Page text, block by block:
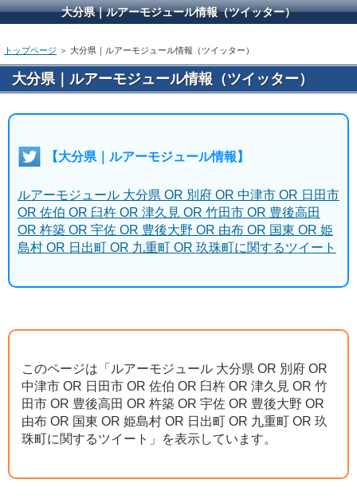
大分県｜ルアーモジュール情報（ツイッター）
トップページ ＞ 大分県｜ルアーモジュール情報（ツイッター）
大分県｜ルアーモジュール情報（ツイッター）
【大分県｜ルアーモジュール情報】
ルアーモジュール 大分県 OR 別府 OR 中津市 OR 日田市
OR 佐伯 OR 臼杵 OR 津久見 OR 竹田市 OR 豊後高田
OR 杵築 OR 宇佐 OR 豊後大野 OR 由布 OR 国東 OR 姫
島村 OR 日出町 OR 九重町 OR 玖珠町に関するツイート
このページは「ルアーモジュール 大分県 OR 別府 OR
中津市 OR 日田市 OR 佐伯 OR 臼杵 OR 津久見 OR 竹
田市 OR 豊後高田 OR 杵築 OR 宇佐 OR 豊後大野 OR
由布 OR 国東 OR 姫島村 OR 日出町 OR 九重町 OR 玖
珠町に関するツイート」を表示しています。